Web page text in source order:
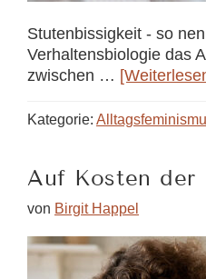
Stutenbissigkeit - so
Verhaltensbiologie das
zwischen …
Kategorie:
Auf Kosten der
von Birgit Happel